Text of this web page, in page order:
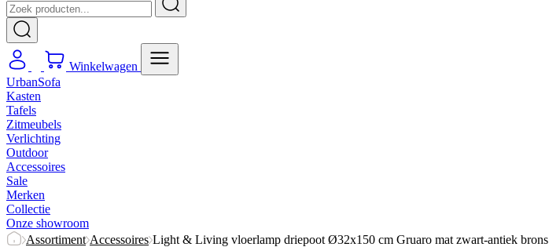
Winkelwagen
UrbanSofa
Kasten
Tafels
Zitmeubels
Verlichting
Outdoor
Accessoires
Sale
Merken
Collectie
Onze showroom
Assortiment Accessoires Light & Living vloerlamp driepoot Ø32x150 cm Gruaro mat zwart-antiek brons